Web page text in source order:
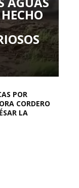
POR
CORDERO
LA